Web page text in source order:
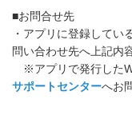
■お問合せ先
・アプリに登録してい
問い合わせ先へ上記内
※アプリで発行した
サポートセンターへお